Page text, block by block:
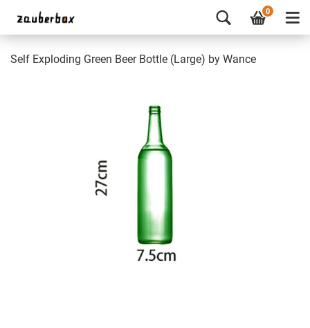
0
Self Exploding Green Beer Bottle (Large) by Wance